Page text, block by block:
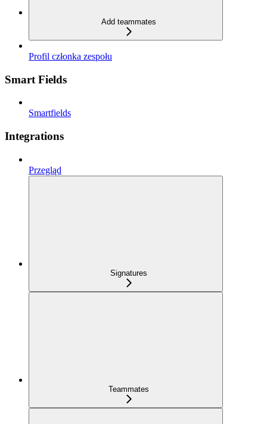
Add teammates
Profil członka zespołu
Smart Fields
Smartfields
Integrations
Przegląd
Signatures
Teammates